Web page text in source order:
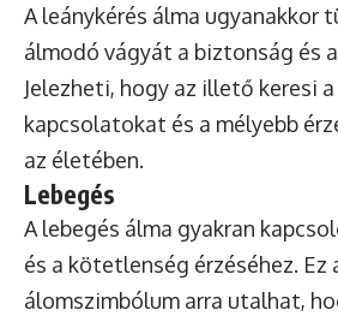
A leánykérés álma ugyanakkor
álmodó vágyát a biztonság és
Jelezheti, hogy az illető keresi
kapcsolatokat és a mélyebb
az életében.
Lebegés
A lebegés álma gyakran
és a kötetlenség érzéséhez. Ez
álomszimbólum arra utalhat,